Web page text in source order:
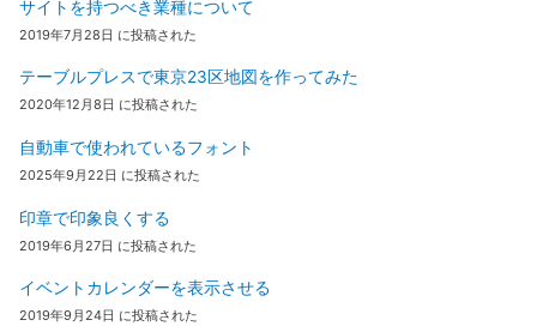
サイトを持つべき業種について
2019年7月28日 に投稿された
テーブルプレスで東京23区地図を作ってみた
2020年12月8日 に投稿された
自動車で使われているフォント
2025年9月22日 に投稿された
印章で印象良くする
2019年6月27日 に投稿された
イベントカレンダーを表示させる
2019年9月24日 に投稿された